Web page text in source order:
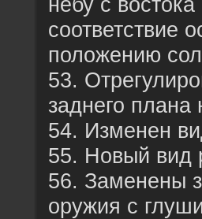
соответствие
положению
53.
заднего плана
54. Изменен
55. Новый вид
56. Заменены
оружия с